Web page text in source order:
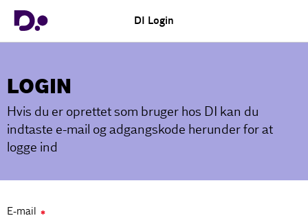
DI Login
LOGIN
Hvis du er oprettet som bruger hos DI kan du
indtaste e-mail og adgangskode herunder for at
logge ind
E-mail ✱